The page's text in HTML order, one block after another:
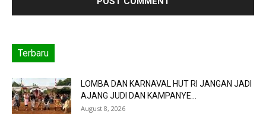
Terbaru
LOMBA DAN KARNAVAL HUT RI JANGAN JADI
AJANG JUDI DAN KAMPANYE...
August 8, 2026